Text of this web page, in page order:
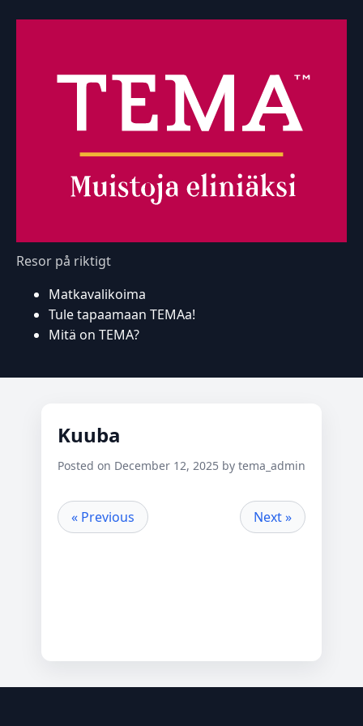
Resor på riktigt
Matkavalikoima
Tule tapaamaan TEMAa!
Mitä on TEMA?
Kuuba
Posted on December 12, 2025 by tema_admin
« Previous Next »